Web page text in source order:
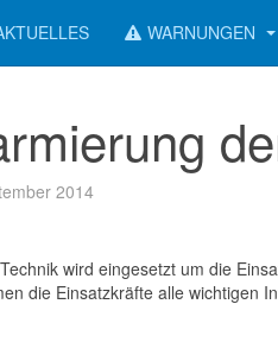
WARNUNGEN
2014
wird eingesetzt um die
die Einsatzkräfte alle wichtigen